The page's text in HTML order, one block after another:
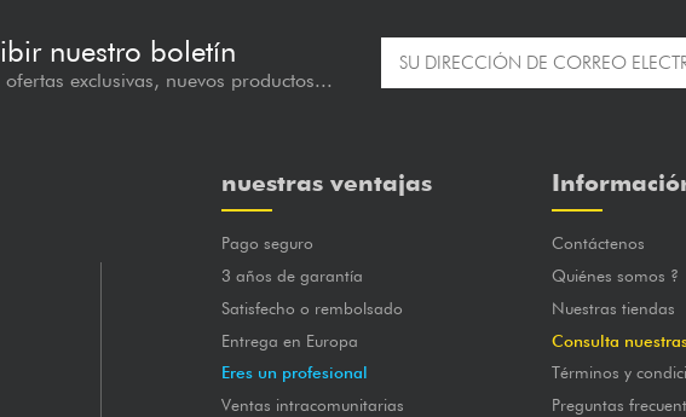
nuestro boletín
exclusivas, nuevos productos...
nuestras ventajas
Pago seguro
3 años de garantía
Satisfecho o rembolsado
Entrega en Europa
Eres un profesional
Ventas intracomunitarias
Contáctenos
Quiénes somos ?
Nuestras tiendas
Consulta
Términos y
Preguntas